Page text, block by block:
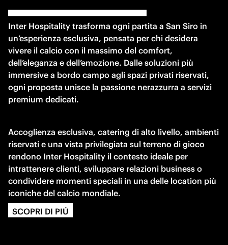
Inter Hospitality trasforma ogni partita a San Siro in
un’esperienza esclusiva, pensata per chi desidera
vivere il calcio con il massimo del comfort,
dell’eleganza e dell’emozione. Dalle soluzioni più
immersive a bordo campo agli spazi privati riservati,
ogni proposta unisce la passione nerazzurra a servizi
premium dedicati.
Accoglienza esclusiva, catering di alto livello, ambienti
riservati e una vista privilegiata sul terreno di gioco
rendono Inter Hospitality il contesto ideale per
intrattenere clienti, sviluppare relazioni business o
condividere momenti speciali in una delle location più
iconiche del calcio mondiale.
SCOPRI DI PIÚ